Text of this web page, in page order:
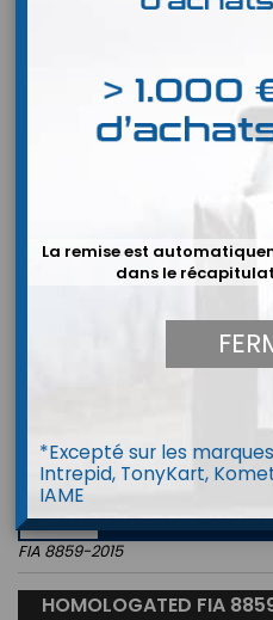
Casque Stilo DES
FIA 8859-2015
HOMOLOGATED FIA
La remise est
dans le
*Excepté sur les marques
Intrepid, TonyKart, Komet,
IAME